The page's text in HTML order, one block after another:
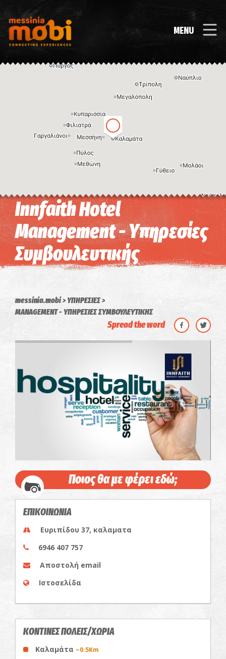
MENU
Η εικόνα ενδέχεται να υπόκειται σε πνευματικά δικαιώματα Όροι
Innfaith Hotel
Management - Υπηρεσίες
Συμβουλευτικής
messinia.mobi
ΥΠΗΡΕΣΙΕΣ
MANAGEMENT - ΥΠΗΡΕΣΙΕΣ ΣΥΜΒΟΥΛΕΥΤΙΚΗΣ
Spread the word
Ποιος θα με φέρει εδώ;
ΕΠΙΚΟΙΝΩΝΙΑ
Ευριπίδου 37, καλαματα
6946 407 757
Αποστολή email
Ιστοσελίδα
ΚΟΝΤΙΝΕΣ ΠΟΛΕΙΣ/ΧΩΡΙΑ
Καλαμάτα ~0.5Km